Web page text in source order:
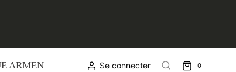
ARMEN Se connecter 0